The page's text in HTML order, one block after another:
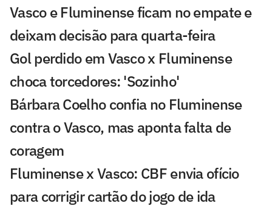
Vasco e Fluminense ficam no empate e
deixam decisão para quarta-feira
Gol perdido em Vasco x Fluminense
choca torcedores: 'Sozinho'
Bárbara Coelho confia no Fluminense
contra o Vasco, mas aponta falta de
coragem
Fluminense x Vasco: CBF envia ofício
para corrigir cartão do jogo de ida